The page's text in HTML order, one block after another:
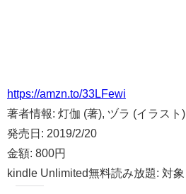
https://amzn.to/33LFewi
著者情報: 灯伽 (著), ヅラ (イラスト)
発売日: 2019/2/20
金額: 800円
kindle Unlimited無料読み放題: 対象